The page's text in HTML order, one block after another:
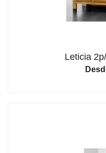
Leticia